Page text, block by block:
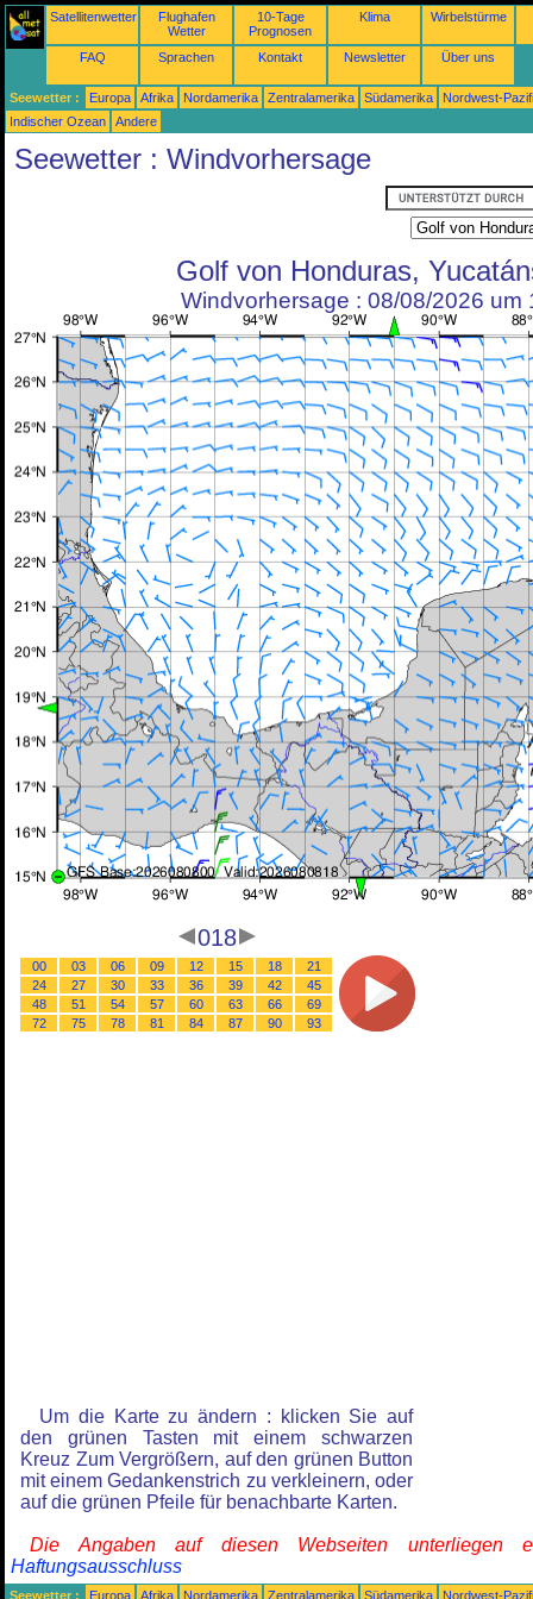
Satellitenwetter
Flughafen
Wetter
10-Tage
Prognosen
Klima Wirbelstürme
FAQ Sprachen Kontakt Newsletter Über uns
Seewetter : Europa Afrika Nordamerika Zentralamerika Südamerika
Nordwest-
Indischer Ozean
Andere
Seewetter : Windvorhersage
Golf von Honduras,
Windvorhersage : 08/08/2026 um
018
00 03 06 09 12 15 18
21
24
27 30 33 36 39 42
45
48
51 54 57 60 63 66
69
72
75 78 81 84 87 90 93
Um die Karte zu ändern : klicken Sie auf
den grünen Tasten mit einem schwarzen
Kreuz Zum Vergrößern, auf den grünen Button
mit einem Gedankenstrich zu verkleinern, oder
auf die grünen Pfeile für benachbarte Karten.
Die Angaben auf diesen Webseiten unterliegen
Haftungsausschluss
Seewetter : Europa Afrika Nordamerika Zentralamerika Südamerika
Nordwest-